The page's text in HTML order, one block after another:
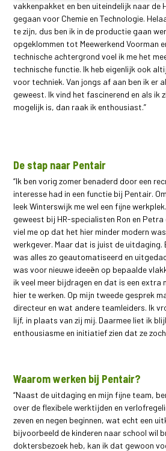
vakkenpakket en ben uiteindelijk naar de
gegaan voor Chemie en Technologie.
te zijn, dus ben ik in de productie gaan
opgeklommen tot Meewerkend Voorman
technische achtergrond voel ik me het
technische functie. Ik heb eigenlijk ook
voor techniek. Van jongs af aan ben ik er
geweest. Ik vind het fascinerend en als ik
mogelijk is, dan raak ik enthousiast.”
De stap naar Pentair
“Ik ben vorig zomer benaderd door een
interesse had in een functie bij Pentair.
leek Winterswijk me wel een fijne
geweest bij HR-specialisten Ron en
viel me op dat het hier minder modern
werkgever. Maar dat is juist de uitdaging.
was alles zo geautomatiseerd en
was voor nieuwe ideeën op bepaalde
ik veel meer bijdragen en dat is een
hier te werken. Op mijn tweede gesprek
directeur en wat andere teamleiders. Ik
lijf, in plaats van zij mij. Daarmee liet ik
enthousiasme en initiatief zien dat ze
Waarom werken bij Pentair?
“Naast de uitdaging en mijn fijne team,
over de flexibele werktijden en
zeven en negen beginnen, wat echt een
bijvoorbeeld de kinderen naar school wil
doktersbezoek heb, kan ik dat gewoon